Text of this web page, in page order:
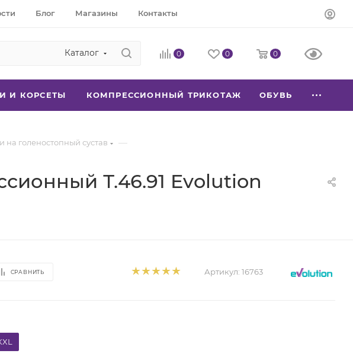
Блог Магазины Контакты
Каталог 0 0 0
И КОРСЕТЫ КОМПРЕССИОННЫЙ ТРИКОТАЖ ОБУВЬ
голеностопный сустав —
Т.46.91 Evolution
СРАВНИТЬ Артикул: 16763